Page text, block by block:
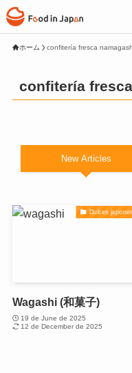
ホーム confitería fresca
confitería
New Articles
Dulces
Wagashi (和菓子)
19 de June de 2025
12 de December de 2025